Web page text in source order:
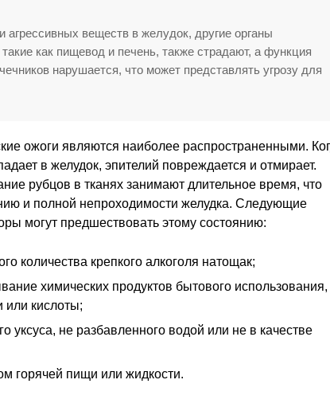
агрессивных веществ в желудок, другие органы
как пищевод и печень, также страдают, а функция
нарушается, что может представлять угрозу для
ожоги являются наиболее распространенными.
в желудок, эпителий повреждается и отмирает.
рубцов в тканях занимают длительное время, что
и полной непроходимости желудка. Следующие
могут предшествовать этому состоянию:
количества крепкого алкоголя натощак;
химических продуктов бытового использования,
кислоты;
уксуса, не разбавленного водой или не в качестве
горячей пищи или жидкости.